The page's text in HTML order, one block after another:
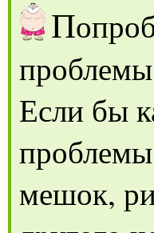
П
Если бы
мешок,